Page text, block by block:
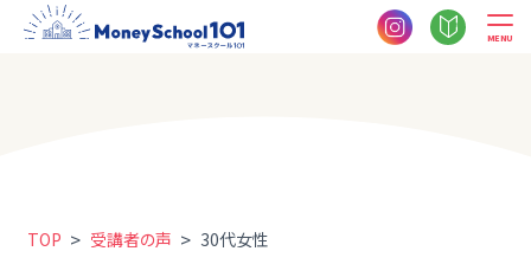
MENU
TOP > 受講者の声 > 30代女性